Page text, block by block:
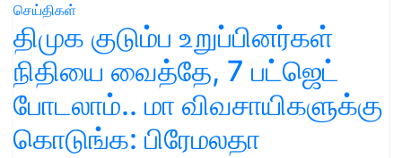
செய்திகள்
திமுக குடும்ப உறுப்பினர்கள்
நிதியை வைத்தே, 7 பட்ஜெட்
போடலாம்.. மா விவசாயிகளுக்கு
கொடுங்க: பிரேமலதா